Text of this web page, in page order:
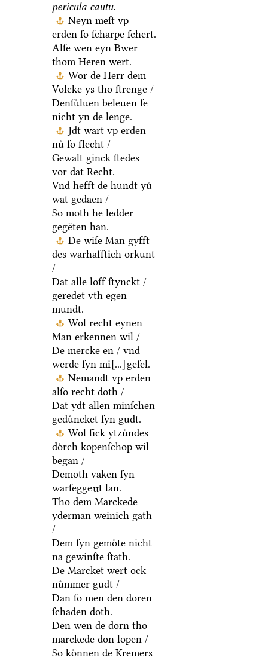
pericula cautū.
Neyn meſt vp
erden ſo ſcharpe ſchert.
Alſe wen eyn Bwer
thom Heren wert.
Wor de Herr dem
Volcke ys tho ſtrenge /
Denſuͤluen beleuen ſe
nicht yn de lenge.
Jdt wart vp erden
nuͤ ſo ſlecht /
Gewalt ginck ſtedes
vor dat Recht.
Vnd hefft de hundt yuͤ
wat gedaen /
So moth he ledder
gegëten han.
De wiſe Man gyfft
des warhafftich orkunt
/
Dat alle loff ſtynckt /
geredet vth egen
mundt.
Wol recht eynen
Man erkennen wil /
De mercke en / vnd
werde ſyn mi [...] geſel.
Nemandt vp erden
alſo recht doth /
Dat ydt allen minſchen
geduͤncket ſyn gudt.
Wol ſick ytzuͤndes
doͤrch kopenſchop wil
began /
Demoth vaken ſyn
warſeggent lan.
Tho dem Marckede
yderman weinich gath
/
Dem ſyn gemoͤte nicht
na gewinſte ſtath.
De Marcket wert ock
nuͦmmer gudt /
Dan ſo men den doren
ſchaden doth.
Den wen de dorn tho
marckede don lopen /
So koͤnnen de Kremers